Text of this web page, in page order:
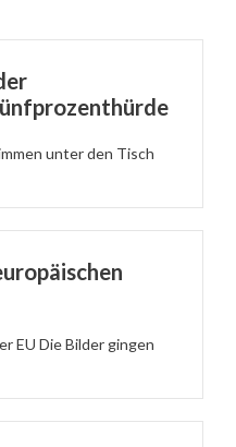
unter den Tisch
EU Die Bilder gingen